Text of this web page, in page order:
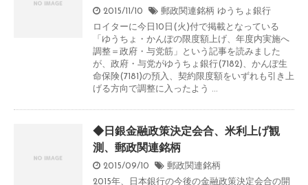
2015/11/10 郵政関連銘柄 ゆうちょ銀行
ロイターに今日10日(火)付で掲載となっている
「ゆうちょ・かんぽの限度額上げ、年度内実施へ
調整＝政府・与党筋」という記事を読みました
が、政府・与党がゆうちょ銀行(7182)、かんぽ生
命保険(7181)の預入、契約限度額をいずれも引き上
げる方向で調整に入ったよう ...
◆日銀金融政策決定会合、米利上げ観
測、郵政関連銘柄
2015/09/10
郵政関連銘柄
2015年、日本銀行の今後の金融政策決定会合の開